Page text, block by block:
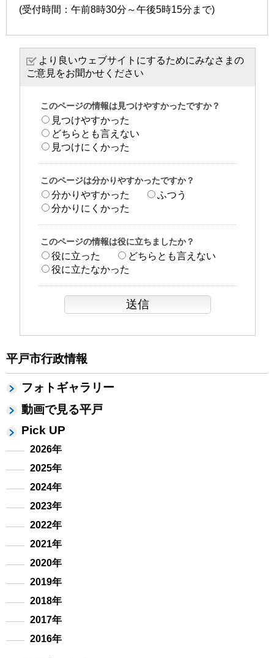
平戸市行政情報
フォトギャラリー
動画で見る平戸
Pick UP
2026年
2025年
2024年
2023年
2022年
2021年
2020年
2019年
2018年
2017年
2016年
(受付時間：午前8時30分～午後5時15分まで)
より良いウェブサイトにするためにみなさまの
ご意見をお聞かせください
このページの情報は見つけやすかったですか？
見つけやすかった
どちらとも言えない
見つけにくかった
このページは分かりやすかったですか？
分かりやすかった
ふつう
分かりにくかった
このページの情報は役に立ちましたか？
役に立った
どちらとも言えない
役に立たなかった